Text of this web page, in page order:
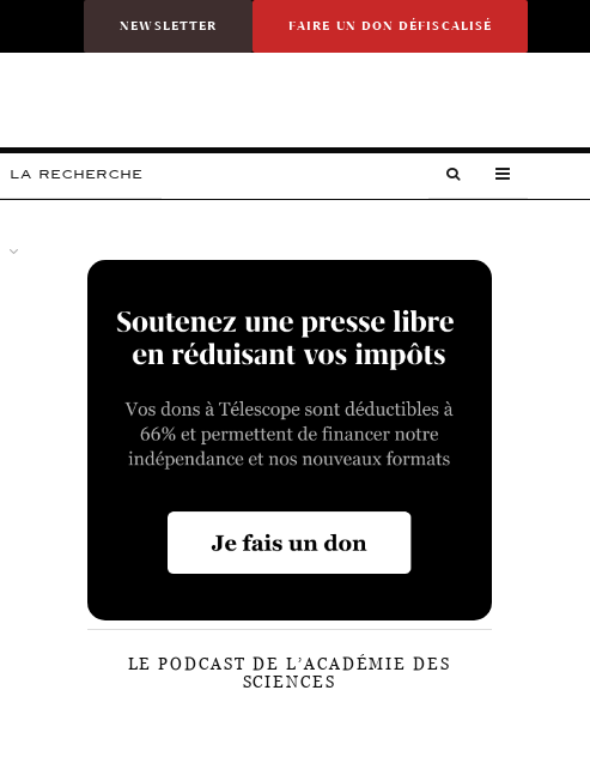
NEWSLETTER FAIRE UN DON DÉFISCALISÉ
LA RECHERCHE
LE PODCAST DE L’ACADÉMIE DES
SCIENCES